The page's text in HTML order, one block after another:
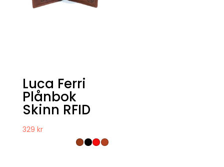
Luca Ferri
Plånbok
Skinn RFID
329 kr